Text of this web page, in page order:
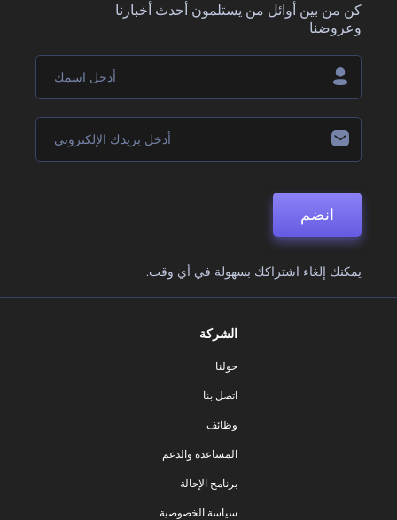
كن من بين أوائل من يستلمون أحدث أخبارنا
وعروضنا
انضم
يمكنك إلغاء اشتراكك بسهولة في أي وقت.
الشركة
حولنا
اتصل بنا
وظائف
المساعدة والدعم
برنامج الإحالة
سياسة الخصوصية